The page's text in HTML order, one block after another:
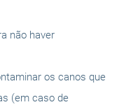
não haver
os canos que
(em caso de